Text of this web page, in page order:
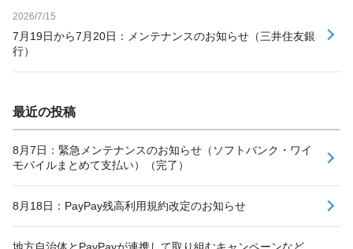
2026/7/15
7月19日から7月20日：メンテナンスのお知らせ（三井住友銀
行）
最近の投稿
8月7日：緊急メンテナンスのお知らせ（ソフトバンク・ワイ
モバイルまとめて支払い）（完了）
8月18日：PayPay残高利用規約改定のお知らせ
地方自治体とPayPayが連携して取り組むキャンペーンなど、